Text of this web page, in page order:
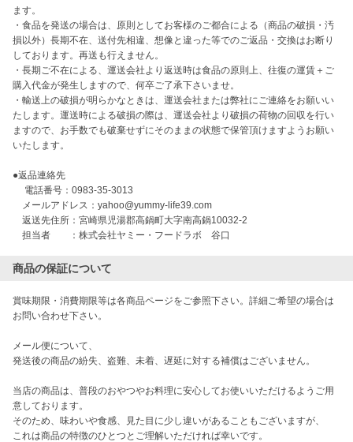
ます。
・食品を発送の場合は、原則としてお客様のご都合による（商品の破損・汚
損以外）長期不在、送付先相違、想像と違った等でのご返品・交換はお断り
しております。再送も行えません。
・長期ご不在による、運送会社より返送時は食品の原則上、往復の運賃＋ご
購入代金が発生しますので、何卒ご了承下さいませ。
・輸送上の破損が明らかなときは、運送会社または弊社にご連絡をお願いい
たします。運送時による破損の際は、運送会社より破損の荷物の回収を行い
ますので、お手数でも破棄せずにそのままの状態で保管頂けますようお願い
いたします。
●返品連絡先
メールアドレス：yahoo@yummy-life39.com
返送先住所：宮崎県児湯郡高鍋町大字南高鍋10032-2
担当者　　：株式会社ヤミー・フードラボ　谷口
商品の保証について
賞味期限・消費期限等は各商品ページをご参照下さい。詳細ご希望の場合は
お問い合わせ下さい。
メール便について、
発送後の商品の紛失、盗難、未着、遅延に対する補償はございません。
当店の商品は、普段のおやつやお料理に安心してお使いいただけるようご用
意しております。
そのため、味わいや食感、見た目に少し違いがあることもございますが、
これは商品の特徴のひとつとご理解いただければ幸いです。